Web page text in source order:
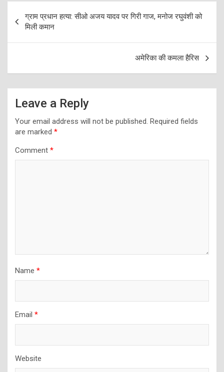
navigation
ग्राम प्रधान हत्या: सीओ अजय यादव पर गिरी गाज, मनोज रघुवंशी को
मिली कमान
अमेरिका की कमला हैरिस
Leave a Reply
Your email address will not be published. Required fields
are marked *
Comment *
Name *
Email *
Website